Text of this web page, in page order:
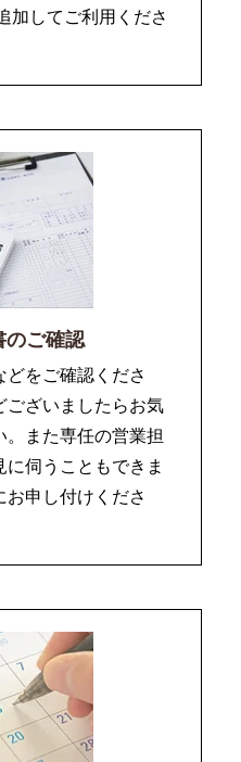
加してご利用くださ
のご確認
どをご確認くださ
ございましたらお気
また専任の営業担
伺うこともできま
申し付けくださ